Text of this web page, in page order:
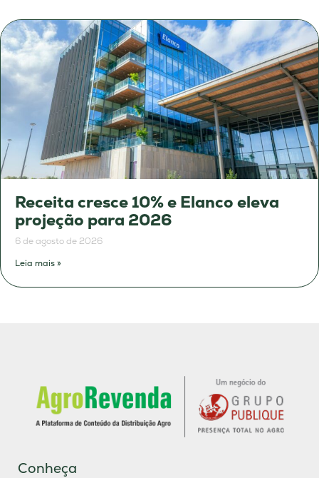
Receita cresce 10% e Elanco eleva
projeção para 2026
6 de agosto de 2026
Leia mais »
Conheça